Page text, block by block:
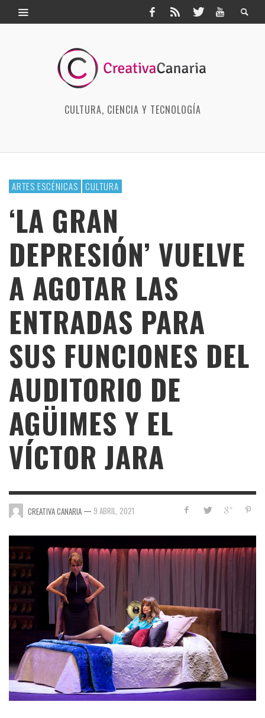
CULTURA, CIENCIA Y TECNOLOGÍA
ARTES ESCÉNICAS CULTURA
‘LA GRAN
DEPRESIÓN’ VUELVE
A AGOTAR LAS
ENTRADAS PARA
SUS FUNCIONES DEL
AUDITORIO DE
AGÜIMES Y EL
VÍCTOR JARA
CREATIVA CANARIA — 9 ABRIL, 2021